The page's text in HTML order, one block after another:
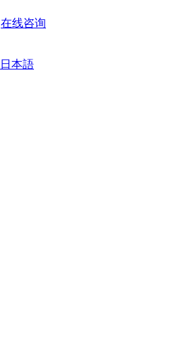
在线咨询
日本語